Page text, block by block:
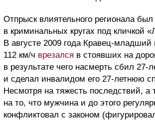
Отпрыск влиятельного регионала был
в криминальных кругах под кличкой
В августе 2009 года Кравец-младший
112 км/ч врезался в стоявших на
в результате чего насмерть сбил 27-
и сделал инвалидом его 27-летнюю
Несмотря на тяжесть последствий, а
на то, что мужчина и до этого
конфликтовал с законом